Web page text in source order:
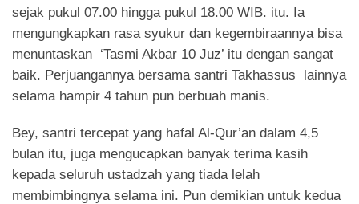
sejak pukul 07.00 hingga pukul 18.00 WIB. itu. Ia
mengungkapkan rasa syukur dan kegembiraannya bisa
menuntaskan ‘Tasmi Akbar 10 Juz’ itu dengan sangat
baik. Perjuangannya bersama santri Takhassus lainnya
selama hampir 4 tahun pun berbuah manis.
Bey, santri tercepat yang hafal Al-Qur’an dalam 4,5
bulan itu, juga mengucapkan banyak terima kasih
kepada seluruh ustadzah yang tiada lelah
membimbingnya selama ini. Pun demikian untuk kedua